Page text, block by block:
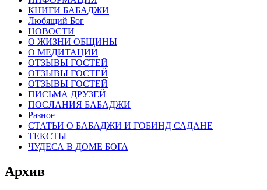
КНИГИ БАБАДЖИ
Любящий Бог
НОВОСТИ
О ЖИЗНИ ОБЩИНЫ
О МЕДИТАЦИИ
ОТЗЫВЫ ГОСТЕЙ
ОТЗЫВЫ ГОСТЕЙ
ОТЗЫВЫ ГОСТЕЙ
ПИСЬМА ДРУЗЕЙ
ПОСЛАНИЯ БАБАДЖИ
Разное
СТАТЬИ О БАБАДЖИ И ГОБИНД САДАНЕ
ТЕКСТЫ
ЧУДЕСА В ДОМЕ БОГА
Архив